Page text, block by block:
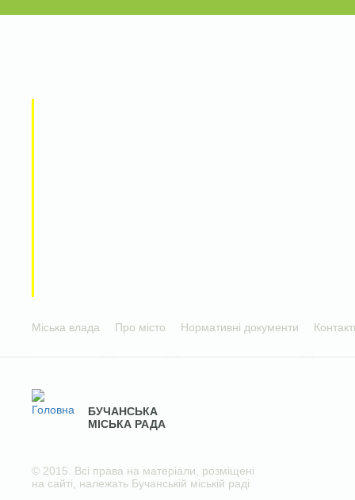
Міська влада Про місто Нормативні документи
БУЧАНСЬКА
МІСЬКА РАДА
© 2015. Всі права на матеріали, розміщені
на сайті, належать Бучанській міській раді